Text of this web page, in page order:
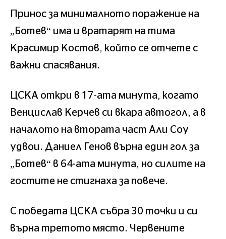
Принос за минималното поражение на
„Ботев“ има и вратарят на тима
Красимир Костов, който се отчете с
важни спасявания.
ЦСКА откри в 17-ата минута, когато
Венцислав Керчев си вкара автогол, а в
началото на втората част Али Соу
удвои. Даниел Генов върна един гол за
„Ботев“ в 64-ата минута, но силите на
гостите не стигнаха за повече.
С победата ЦСКА събра 30 точки и си
върна третото място. Червените